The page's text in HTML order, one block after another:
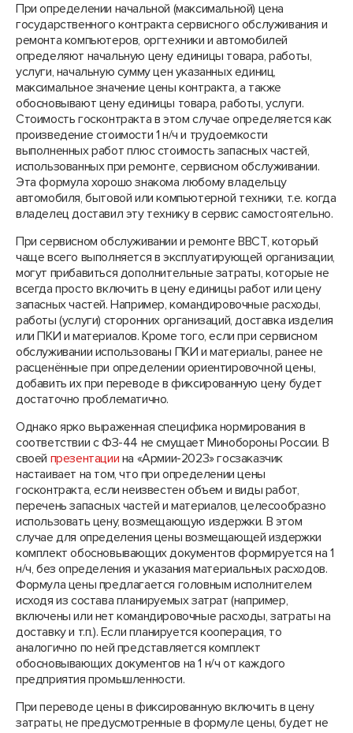
При определении начальной (максимальной) цена
государственного контракта сервисного обслуживания и
ремонта компьютеров, оргтехники и автомобилей
определяют начальную цену единицы товара, работы,
услуги, начальную сумму цен указанных единиц,
максимальное значение цены контракта, а также
обосновывают цену единицы товара, работы, услуги.
Стоимость госконтракта в этом случае определяется как
произведение стоимости 1 н/ч и трудоемкости
выполненных работ плюс стоимость запасных частей,
использованных при ремонте, сервисном обслуживании.
Эта формула хорошо знакома любому владельцу
автомобиля, бытовой или компьютерной техники, т.е. когда
владелец доставил эту технику в сервис самостоятельно.
При сервисном обслуживании и ремонте ВВСТ, который
чаще всего выполняется в эксплуатирующей организации,
могут прибавиться дополнительные затраты, которые не
всегда просто включить в цену единицы работ или цену
запасных частей. Например, командировочные расходы,
работы (услуги) сторонних организаций, доставка изделия
или ПКИ и материалов. Кроме того, если при сервисном
обслуживании использованы ПКИ и материалы, ранее не
расценённые при определении ориентировочной цены,
добавить их при переводе в фиксированную цену будет
достаточно проблематично.
Однако ярко выраженная специфика нормирования в
соответствии с ФЗ-44 не смущает Минобороны России. В
своей презентации на «Армии-2023» госзаказчик
настаивает на том, что при определении цены
госконтракта, если неизвестен объем и виды работ,
перечень запасных частей и материалов, целесообразно
использовать цену, возмещающую издержки. В этом
случае для определения цены возмещающей издержки
комплект обосновывающих документов формируется на 1
н/ч, без определения и указания материальных расходов.
Формула цены предлагается головным исполнителем
исходя из состава планируемых затрат (например,
включены или нет командировочные расходы, затраты на
доставку и т.п.). Если планируется кооперация, то
аналогично по ней представляется комплект
обосновывающих документов на 1 н/ч от каждого
предприятия промышленности.
При переводе цены в фиксированную включить в цену
затраты, не предусмотренные в формуле цены, будет не